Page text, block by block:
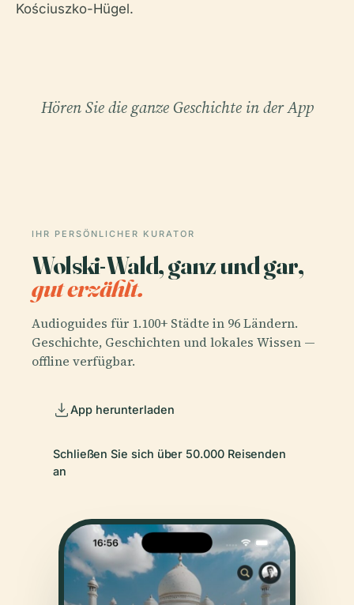
Kościuszko-Hügel.
Hören Sie die ganze Geschichte in der App
IHR PERSÖNLICHER KURATOR
Wolski-Wald, ganz und gar,
gut erzählt.
Audioguides für 1.100+ Städte in 96 Ländern.
Geschichte, Geschichten und lokales Wissen —
offline verfügbar.
App herunterladen
Schließen Sie sich über 50.000 Reisenden
an